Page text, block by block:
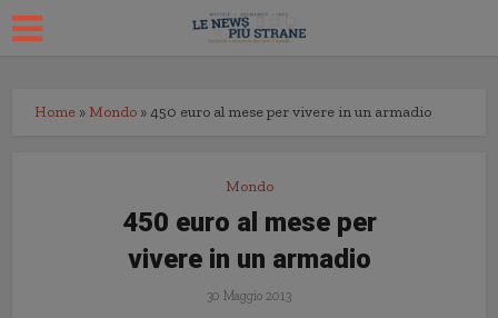
Home » Mondo »450 euro al mese per vivere in un armadio
Mondo
450 euro al mese per
vivere in un armadio
30 Maggio 2013